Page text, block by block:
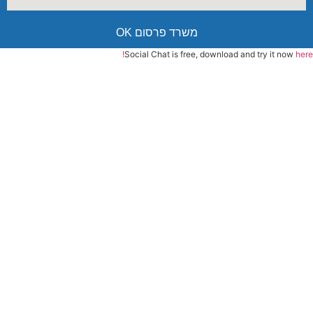
משרד פרסום OK
Social Chat is free, download and try it now here!